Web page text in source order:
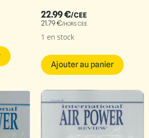
22.99€/CEE
21.79€/HORS CEE
1 en stock
Ajouter au panier